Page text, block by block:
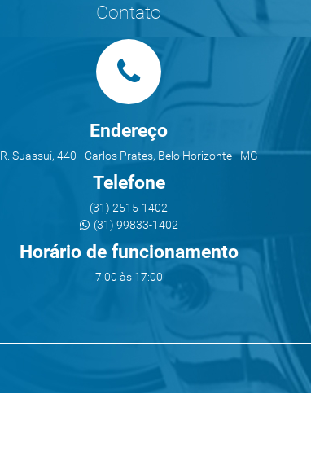
Contato
Endereço
R. Suassuí, 440 - Carlos Prates, Belo Horizonte - MG
Telefone
(31) 2515-1402
(31) 99833-1402
Horário de funcionamento
7:00 às 17:00